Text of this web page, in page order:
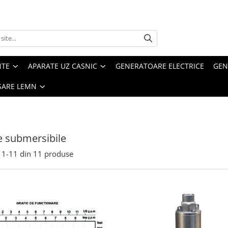
APARATE UZ CASNIC GENERATOARE ELECTRICE
LEMN
submersibile
1-11 din 11 produse